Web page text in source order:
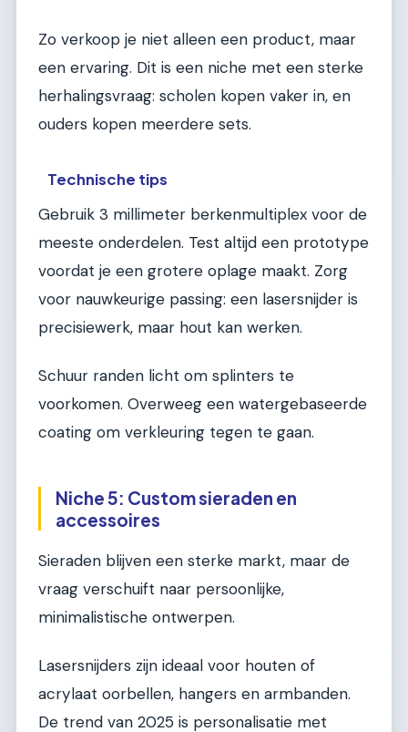
Zo verkoop je niet alleen een product, maar
een ervaring. Dit is een niche met een sterke
herhalingsvraag: scholen kopen vaker in, en
ouders kopen meerdere sets.
Technische tips
Gebruik 3 millimeter berkenmultiplex voor de
meeste onderdelen. Test altijd een prototype
voordat je een grotere oplage maakt. Zorg
voor nauwkeurige passing: een lasersnijder is
precisiewerk, maar hout kan werken.
Schuur randen licht om splinters te
voorkomen. Overweeg een watergebaseerde
coating om verkleuring tegen te gaan.
Niche 5: Custom sieraden en
accessoires
Sieraden blijven een sterke markt, maar de
vraag verschuift naar persoonlijke,
minimalistische ontwerpen.
Lasersnijders zijn ideaal voor houten of
acrylaat oorbellen, hangers en armbanden.
De trend van 2025 is personalisatie met